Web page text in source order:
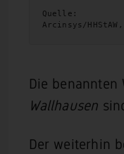
Quelle:
Arcinsys/HHStAW,
Die benannten
Wallhausen
Der weiterhin